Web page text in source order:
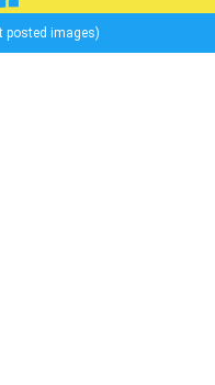
posted images)